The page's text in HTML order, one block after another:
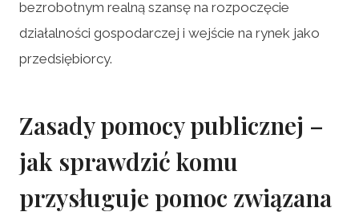
bezrobotnym realną szansę na rozpoczęcie
działalności gospodarczej i wejście na rynek jako
przedsiębiorcy.
Zasady pomocy publicznej –
jak sprawdzić komu
przysługuje pomoc związana